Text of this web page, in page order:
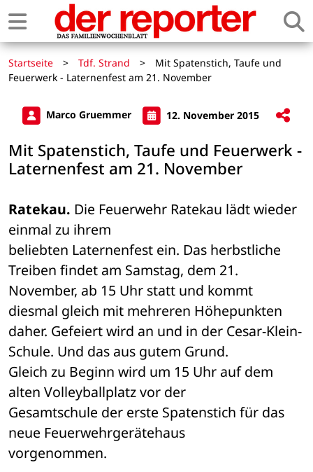
Startseite > Tdf. Strand >
Mit Spatenstich, Taufe und
Feuerwerk - Laternenfest am 21. November
Marco Gruemmer 12. November 2015
Mit Spatenstich, Taufe und Feuerwerk -
Laternenfest am 21. November
Ratekau. Die Feuerwehr Ratekau lädt wieder
einmal zu ihrem
beliebten Laternenfest ein. Das herbstliche
Treiben findet am Samstag, dem 21.
November, ab 15 Uhr statt und kommt
diesmal gleich mit mehreren Höhepunkten
daher. Gefeiert wird an und in der Cesar-Klein-
Schule. Und das aus gutem Grund.
Gleich zu Beginn wird um 15 Uhr auf dem
alten Volleyballplatz vor der
Gesamtschule der erste Spatenstich für das
neue Feuerwehrgerätehaus
vorgenommen.